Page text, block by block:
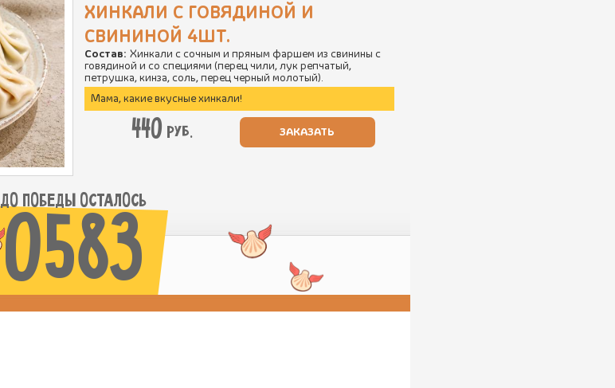
ХИНКАЛИ С ГОВЯДИНОЙ И
СВИНИНОЙ 4ШТ.
Состав: Хинкали с сочным и пряным фаршем из свинины с
говядиной и со специями (перец чили, лук репчатый,
петрушка, кинза, соль, перец черный молотый).
Мама, какие вкусные хинкали!
440 руб.
ДО ПОБЕДЫ ОСТАЛОСЬ
0583